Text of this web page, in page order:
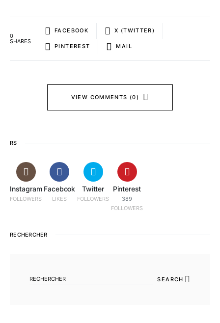
0
SHARES
FACEBOOK X (TWITTER)
PINTEREST MAIL
VIEW COMMENTS (0)
RS
Instagram
FOLLOWERS
Facebook
LIKES
Twitter
FOLLOWERS
Pinterest
389
FOLLOWERS
RECHERCHER
SEARCH